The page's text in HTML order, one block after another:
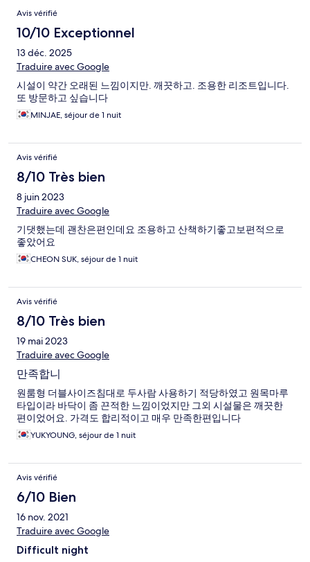
Avis vérifié
10/10 Exceptionnel
13 déc. 2025
Traduire avec Google
시설이 약간 오래된 느낌이지만. 깨끗하고. 조용한 리조트입니다.
또 방문하고 싶습니다
MINJAE, séjour de 1 nuit
Avis vérifié
8/10 Très bien
8 juin 2023
Traduire avec Google
기댓했는데 괜찬은편인데요 조용하고 산책하기좋고보편적으로
좋았어요
CHEON SUK, séjour de 1 nuit
Avis vérifié
8/10 Très bien
19 mai 2023
Traduire avec Google
만족합니
원룸형 더블사이즈침대로 두사람 사용하기 적당하였고 원목마루
타입이라 바닥이 좀 끈적한 느낌이었지만 그외 시설물은 깨끗한
편이었어요. 가격도 합리적이고 매우 만족한편입니다
YUKYOUNG, séjour de 1 nuit
Avis vérifié
6/10 Bien
16 nov. 2021
Traduire avec Google
Difficult night